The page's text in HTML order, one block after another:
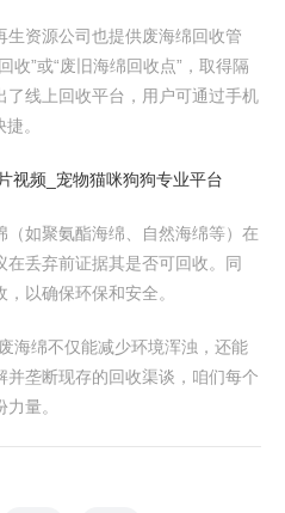
生资源公司也提供废海绵回收管
收”或“废旧海绵回收点”，取得隔
线上回收平台，用户可通过手机
。
视频_宠物猫咪狗狗专业平台
如聚氨酯海绵、自然海绵等）在
丢弃前证据其是否可回收。同
以确保环保和安全。
海绵不仅能减少环境浑浊，还能
垄断现存的回收渠谈，咱们每个
量。